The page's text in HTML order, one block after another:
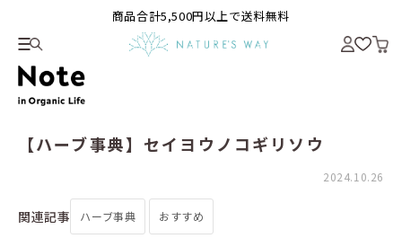
商品合計5,500円以上で送料無料
【ハーブ事典】セイヨウノコギリソウ
2024.10.26
関連記事 ハーブ事典 おすすめ